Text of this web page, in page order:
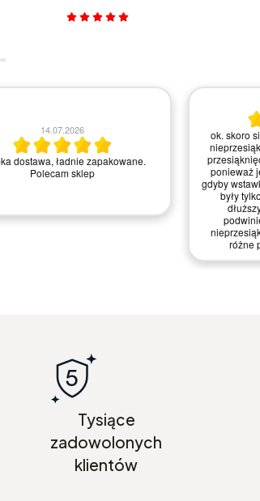
14.07.2026
dostawa, ładnie zapakowane.
Polecam sklep
ok. skoro
ponieważ
gdyby
były
różne
Tysiące
zadowolonych
klientów